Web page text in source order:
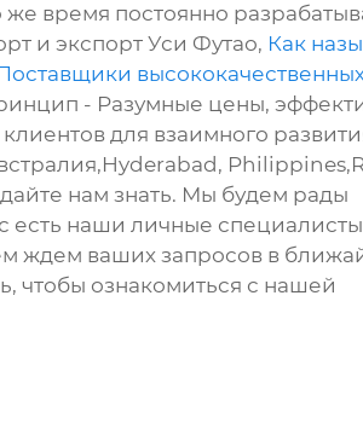
время постоянно
и экспорт Уси Футао, Как
- Разумные цены,
для взаимного
нам знать. Мы будем рады
есть наши личные
ждем ваших запросов в
чтобы ознакомиться с нашей